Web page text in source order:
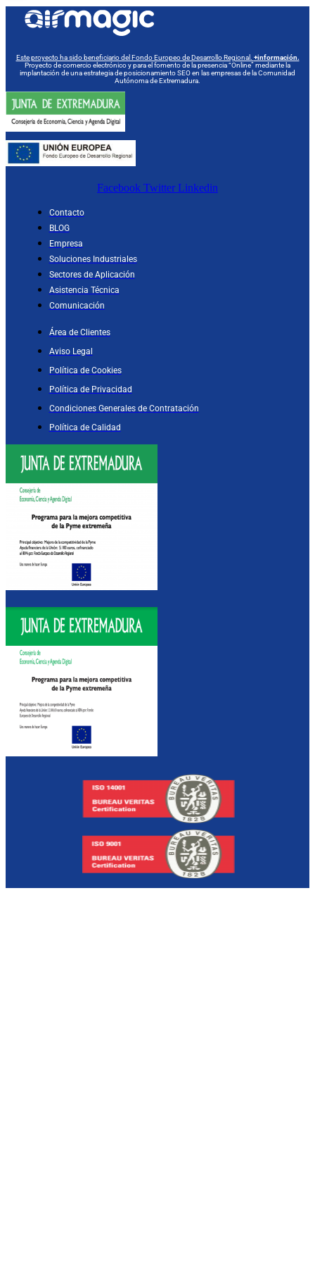
Este proyecto ha sido beneficiario del Fondo Europeo de Desarrollo Regional. +información.
Proyecto de comercio electrónico y para el fomento de la presencia “Online” mediante la
implantación de una estrategia de posicionamiento SEO en las empresas de la Comunidad
Autónoma de Extremadura.
Facebook Twitter Linkedin
Contacto
BLOG
Empresa
Soluciones Industriales
Sectores de Aplicación
Asistencia Técnica
Comunicación
Área de Clientes
Aviso Legal
Política de Cookies
Política de Privacidad
Condiciones Generales de Contratación
Política de Calidad